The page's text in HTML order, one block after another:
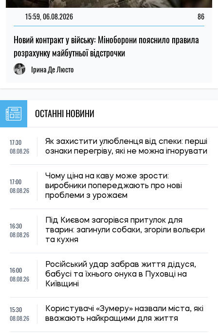
08.08.26
виробники попереджають про нові
проблеми з урожаєм
16:30
08.08.26
Під Києвом загорівся притулок для
тварин: загинули собаки, згоріли вольєри
та кухня
16:00
15:30
Користувачі «Зумеру» назвали міста, які
вважають найкращими для життя
15:00
найвищого рівня за останні три роки
через спеку та конфлікти
08.08.26
холодильника: експерти дали поради на
випадок спеки та відключення
електроенергії
08.08.26
Лікарі попередили про несподіваний
симптом сонячного удару: його легко
сплутати з інсультом
13:30
08.08.26
320 гривень до пенсії щомісяця: кому в
Україні належить додаткова виплата та
як її оформити